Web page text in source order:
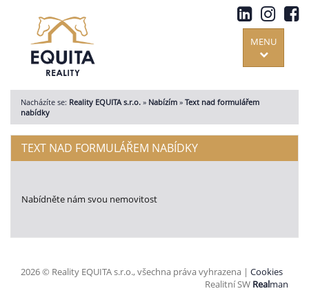
MENU
Nacházíte se: Reality EQUITA s.r.o. » Nabízím » Text nad formulářem
nabídky
TEXT NAD FORMULÁŘEM NABÍDKY
Nabídněte nám svou nemovitost
2026 © Reality EQUITA s.r.o., všechna práva vyhrazena | Cookies
Realitní SW Realman